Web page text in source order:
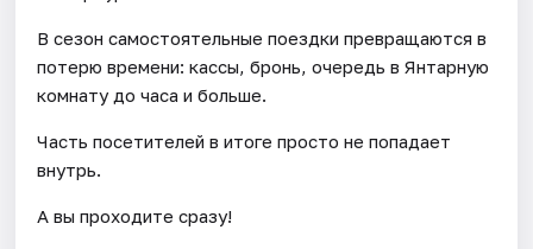
В сезон самостоятельные поездки превращаются в
потерю времени: кассы, бронь, очередь в Янтарную
комнату до часа и больше.
Часть посетителей в итоге просто не попадает
внутрь.
А вы проходите сразу!